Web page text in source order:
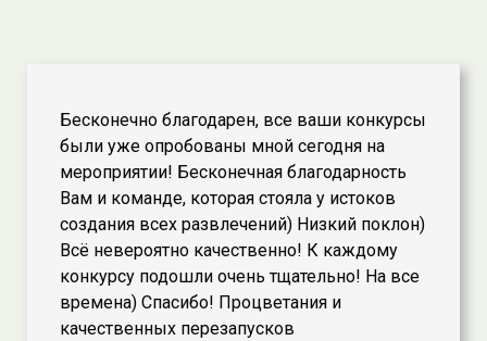
Бесконечно благодарен, все ваши конкурсы
были уже опробованы мной сегодня на
мероприятии! Бесконечная благодарность
Вам и команде, которая стояла у истоков
создания всех развлечений) Низкий поклон)
Всё невероятно качественно! К каждому
конкурсу подошли очень тщательно! На все
времена) Спасибо! Процветания и
качественных перезапусков